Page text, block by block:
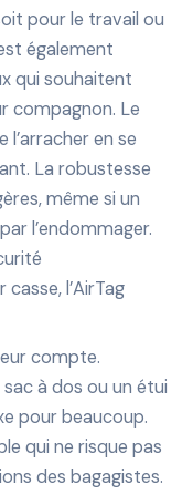
pour le travail ou
également
qui souhaitent
compagnon. Le
l’arracher en se
La robustesse
même si un
l’endommager.
l’AirTag
compte.
à dos ou un étui
pour beaucoup.
qui ne risque pas
des bagagistes.